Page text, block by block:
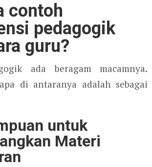
contoh
pedagogik
guru?
ada beragam macamnya.
di antaranya adalah sebagai
untuk
Materi